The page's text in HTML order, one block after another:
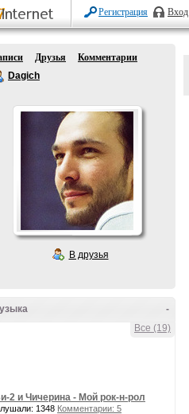
Регистрация Вход
Друзья
Комментарии
Dagich
В друзья
-
Все (19)
2 и Чичерина - Мой рок-н-рол
1348 Комментарии: 5